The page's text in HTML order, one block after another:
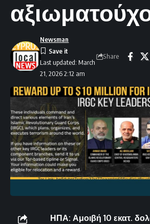
Last updated: March
21, 2026 2:12 am
Newsman
Share
ΗΠΑ: Αμοιβή 10 εκατ.